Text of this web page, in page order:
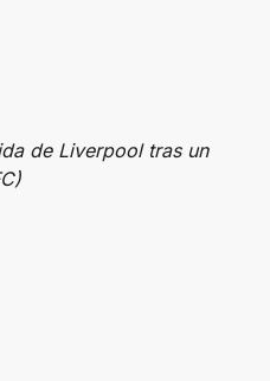
de Liverpool tras un